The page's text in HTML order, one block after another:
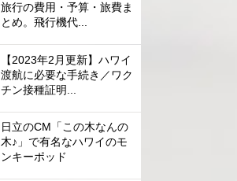
旅行の費用・予算・旅費ま
とめ。飛行機代...
【2023年2月更新】ハワイ
渡航に必要な手続き／ワク
チン接種証明...
日立のCM「この木なんの
木♪」で有名なハワイのモ
ンキーポッド